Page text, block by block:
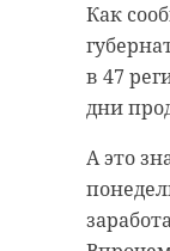
Как
в 47
дни
А это
Работы
ноября
кольцу
Все
Об этом
Итоги
подвел